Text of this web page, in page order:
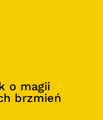
o magii
brzmień